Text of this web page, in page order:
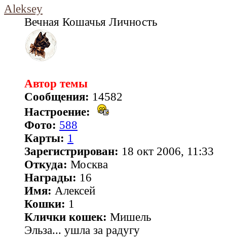
Aleksey
Вечная Кошачья Личность
Автор темы
Сообщения: 14582
Настроение:
Фото: 588
Карты: 1
Зарегистрирован: 18 окт 2006, 11:33
Откуда: Москва
Награды: 16
Имя: Алексей
Кошки: 1
Клички кошек: Мишель
Эльза... ушла за радугу